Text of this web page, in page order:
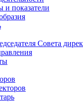
и показатели
Совета